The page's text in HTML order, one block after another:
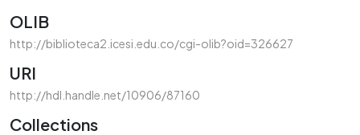
OLIB
http://biblioteca2.icesi.edu.co/cgi-olib?oid=326627
URI
http://hdl.handle.net/10906/87160
Collections